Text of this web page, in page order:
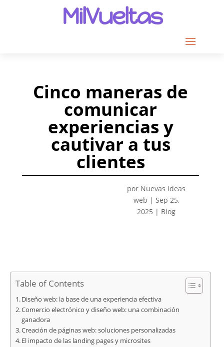
MilVueltas
Cinco maneras de
comunicar
experiencias y
cautivar a tus
clientes
por Nuevas ideas
web | Sep 25,
2025 | Blog
Table of Contents
Diseño web: la base de una experiencia efectiva
Comercio electrónico y diseño web: una combinación
ganadora
Creación de páginas web: soluciones personalizadas
El impacto de las landing pages y microsites